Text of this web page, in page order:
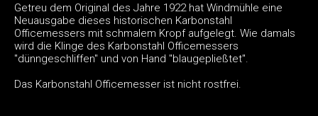
Getreu dem Original des Jahre 1922 hat Windmühle eine
Neuausgabe dieses historischen Karbonstahl
Officemessers mit schmalem Kropf aufgelegt. Wie damals
wird die Klinge des Karbonstahl Officemessers
"dünngeschliffen" und von Hand "blaugepließtet".
Das Karbonstahl Officemesser ist nicht rostfrei.